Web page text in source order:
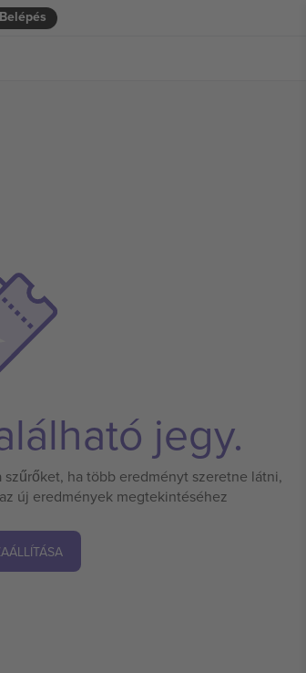
Belépés
jegy.
ha több eredményt szeretne látni,
új eredmények megtekintéséhez